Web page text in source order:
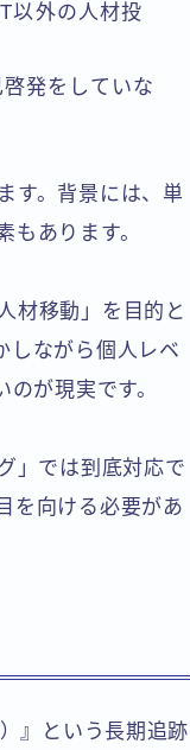
以外の人材投
発をしていな
す。背景には、単
あります。
材移動」を目的と
しながら個人レベ
が現実です。
」では到底対応で
を向ける必要があ
』という長期追跡